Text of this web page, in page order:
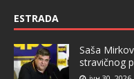
ESTRADA
Saša
stravičnog